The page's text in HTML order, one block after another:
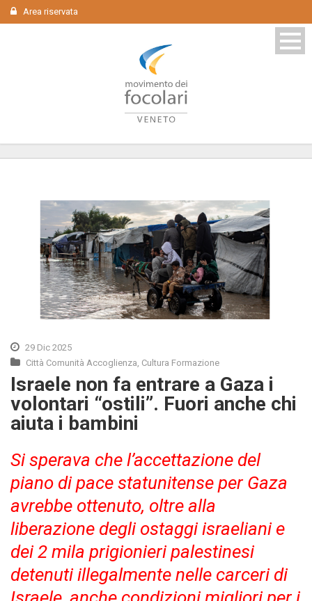
Area riservata
29 Dic 2025
Città Comunità Accoglienza Cultura Formazione
Israele non fa entrare a Gaza i
volontari “ostili”. Fuori anche chi
aiuta i bambini
Si sperava che l’accettazione del
piano di pace statunitense per Gaza
avrebbe ottenuto, oltre alla
liberazione degli ostaggi israeliani e
dei 2 mila prigionieri palestinesi
detenuti illegalmente nelle carceri di